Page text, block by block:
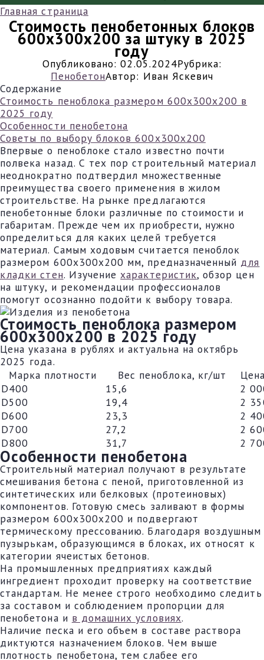
Главная страница
Стоимость пенобетонных блоков
600х300х200 за штуку в 2025
году
Опубликовано: 02.05.2024Рубрика:
ПенобетонАвтор: Иван Яскевич
Содержание
Стоимость пеноблока размером 600х300х200 в
2025 году
Особенности пенобетона
Советы по выбору блоков 600х300х200
Впервые о пеноблоке стало известно почти
полвека назад. С тех пор строительный материал
неоднократно подтвердил множественные
преимущества своего применения в жилом
строительстве. На рынке предлагаются
пенобетонные блоки различные по стоимости и
габаритам. Прежде чем их приобрести, нужно
определиться для каких целей требуется
материал. Самым ходовым считается пеноблок
размером 600х300х200 мм, предназначенный для
кладки стен. Изучениехарактеристик, обзор цен
на штуку, и рекомендации профессионалов
помогут осознанно подойти к выбору товара.
Стоимость пеноблока размером
600х300х200 в 2025 году
Цена указана в рублях и актуальна на октябрь
2025 года.
Марка плотности
Вес пеноблока, кг/шт
D400
15,6
2
D500
19,4
2
D600
23,3
2
D700
27,2
2
D800
31,7 2
Особенности пенобетона
Строительный материал получают в результате
смешивания бетона с пеной, приготовленной из
синтетических или белковых (протеиновых)
компонентов. Готовую смесь заливают в формы
размером 600х300х200 и подвергают
термическому прессованию. Благодаря воздушным
пузырькам, образующимся в блоках, их относят к
категории ячеистых бетонов.
На промышленных предприятиях каждый
ингредиент проходит проверку на соответствие
стандартам. Не менее строго необходимо следить
за составом и соблюдением пропорции для
пенобетона и в домашних условиях.
Наличие песка и его объем в составе раствора
диктуются назначением блоков. Чем выше
плотность пенобетона, тем слабее его